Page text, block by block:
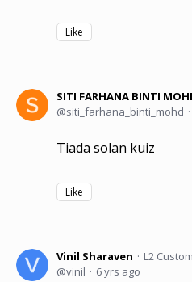
Like
SITI FARHANA BINTI
siti_farhana_binti_mohd
Tiada solan kuiz
Like
Vinil Sharaven
L2
vinil
6 yrs ago